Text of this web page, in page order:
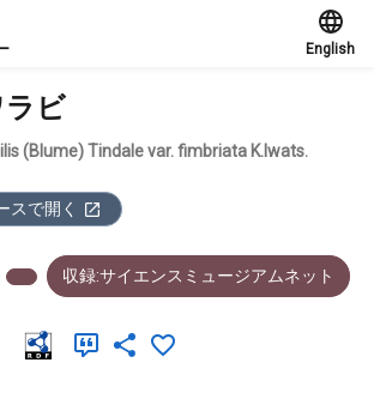
English
ビ
(Blume) Tindale var. fimbriata K.Iwats.
スで開く
収録:サイエンスミュージアムネット